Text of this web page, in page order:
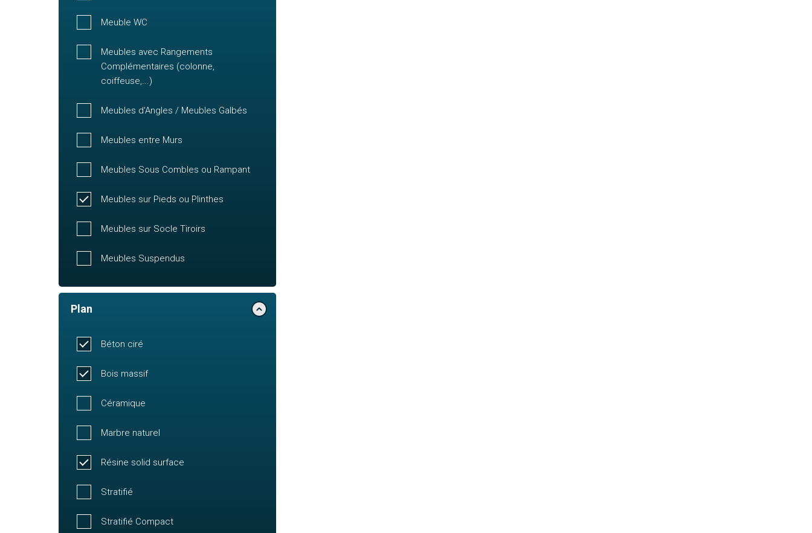
Meuble WC
Meubles avec Rangements
Complémentaires (colonne,
coiffeuse,...)
Meubles d'Angles / Meubles Galbés
Meubles entre Murs
Meubles Sous Combles ou Rampant
Meubles sur Pieds ou Plinthes
Meubles sur Socle Tiroirs
Meubles Suspendus
Plan
Béton ciré
Bois massif
Céramique
Marbre naturel
Résine solid surface
Stratifié
Stratifié Compact